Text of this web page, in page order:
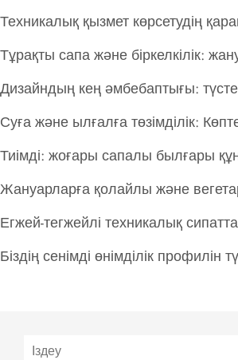
Техникалық қызмет көрсетудің
Тұрақты сапа және біркелкілік:
Дизайндың кең әмбебаптығы:
Суға және ылғалға төзімділік:
Тиімді: жоғары сапалы былғары
Жануарларға қолайлы және
Егжей-тегжейлі техникалық
Біздің сенімді өнімділік профилін